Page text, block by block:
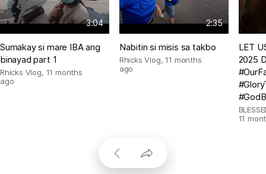
3:04
Sumakay si mare IBA ang
binayad part 1
Rhicks Vlog, 11 months
ago
2:35
Nabitin si misis sa takbo
Rhicks Vlog,11 months
ago
LET
2025
11